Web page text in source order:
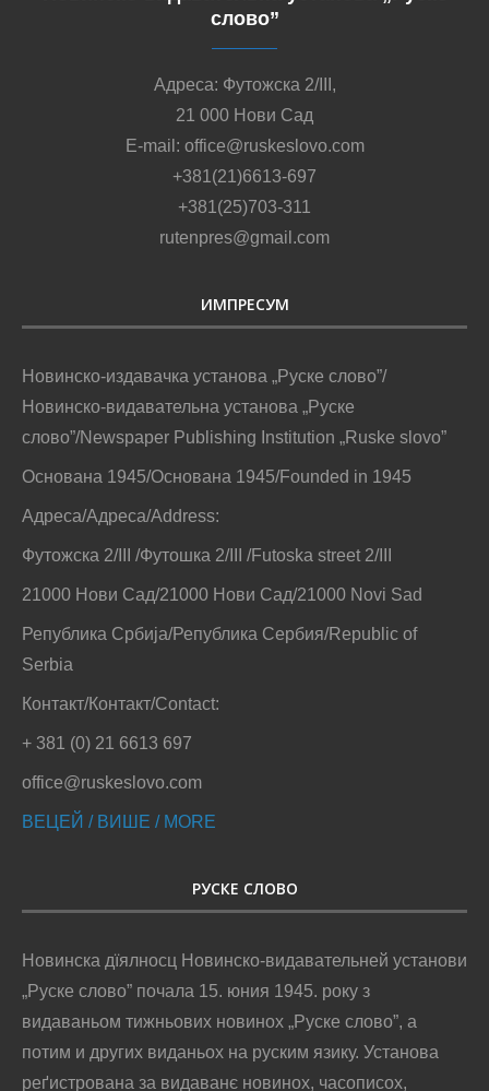
слово”
Адреса: Футожска 2/III,
21 000 Нови Сад
E-mail: office@ruskeslovo.com
+381(21)6613-697
+381(25)703-311
rutenpres@gmail.com
ИМПРЕСУМ
Новинско-издавачка установа „Руске слово”/
Новинско-видавательна установа „Руске
слово”/Newspaper Publishing Institution „Ruske slovo”
Основана 1945/Основана 1945/Founded in 1945
Адреса/Адреса/Address:
Футожска 2/III /Футошка 2/III /Futoska street 2/III
21000 Нови Сад/21000 Нови Сад/21000 Novi Sad
Република Србија/Република Сербия/Republic of
Serbia
Контакт/Контакт/Contact:
+ 381 (0) 21 6613 697
office@ruskeslovo.com
ВЕЦЕЙ / ВИШЕ / MORE
РУСКЕ СЛОВО
Новинска дїялносц Новинско-видавательней установи
„Руске слово” почала 15. юния 1945. року з
видаваньом тижньових новинох „Руске слово”, а
потим и других виданьох на руским язику. Установа
реґистрована за видаванє новинох, часописох,